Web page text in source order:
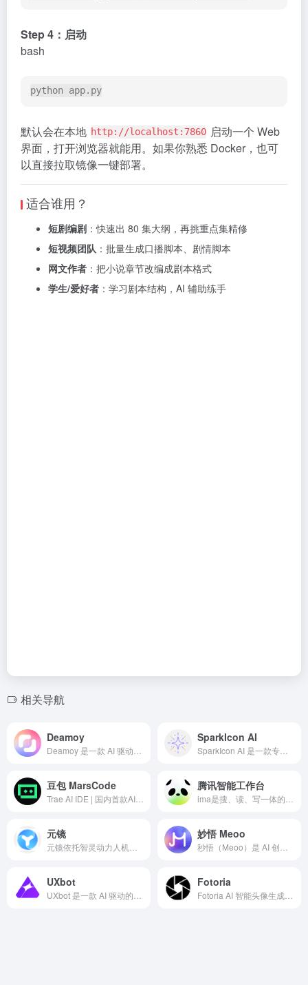
Step 4：启动
bash
python app.py
默认会在本地 http://localhost:7860 启动一个 Web
界面，打开浏览器就能用。如果你熟悉 Docker，也可
以直接拉取镜像一键部署。
适合谁用？
短剧编剧 ：快速出 80 集大纲，再挑重点集精修
短视频团队 ：批量生成口播脚本、剧情脚本
网文作者 ：把小说章节改编成剧本格式
学生/爱好者 ：学习剧本结构，AI 辅助练手
相关导航
Deamoy SparkIcon AI
豆包 MarsCode 腾讯智能工作台
元镜 妙悟 Meoo
UXbot Fotoria